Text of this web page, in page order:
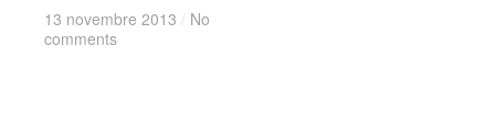
13 novembre 2013 / No
comments
13 novembre 2013 / No
comments